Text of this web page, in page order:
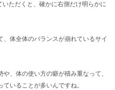
ただくと、確かに右側だけ明らかに
体全体のバランスが崩れているサイ
、体の使い方の癖が積み重なって、
いることが多いんですね。